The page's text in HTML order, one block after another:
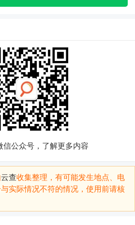
信公众号，了解更多内容
云查收集整理，有可能发生地点、电
实际情况不符的情况，使用前请核